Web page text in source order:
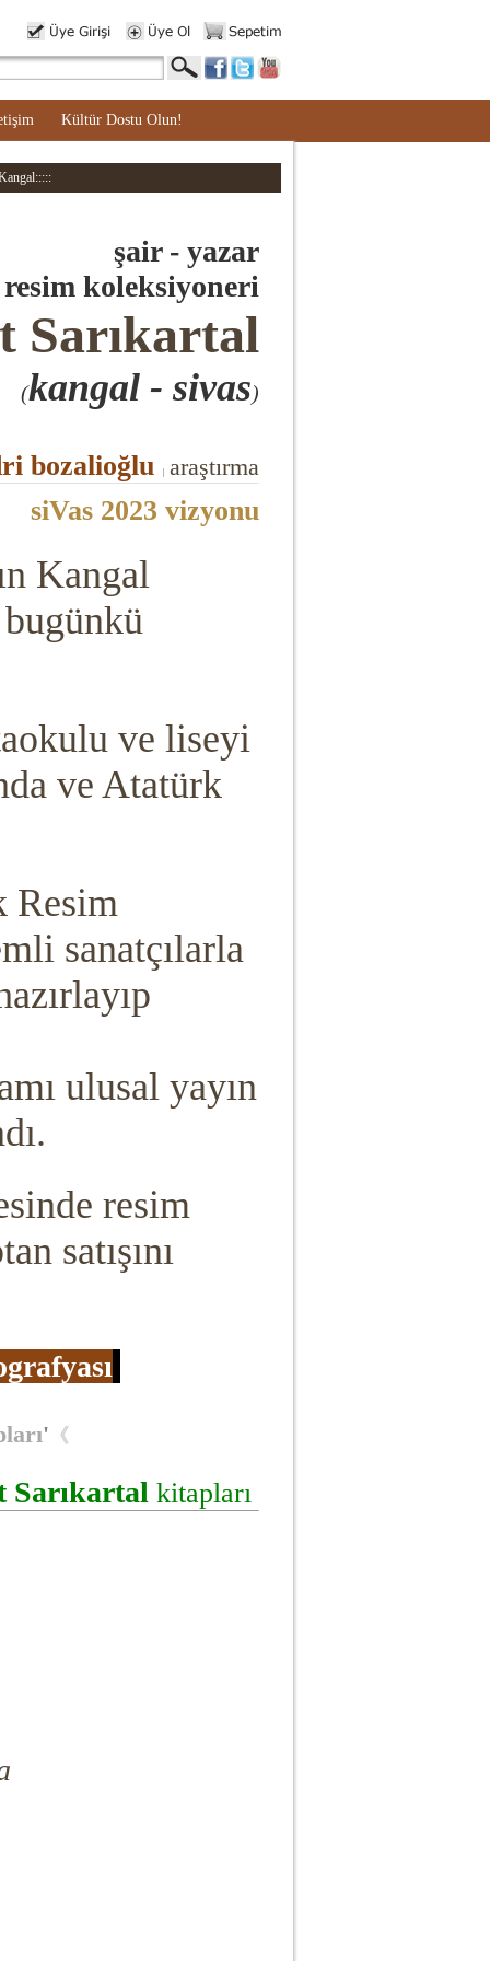
Kültür Dostu Olun!
şair - yazar
resim koleksiyoneri
Sarıkartal
(kangal - sivas)
bozalioğlu araştırma
siVas 2023 vizyonu
Kangal
ve liseyi
ve Atatürk
Resim
sanatçılarla
ulusal yayın
resim
satışını
' 《
Sarıkartal kitapları